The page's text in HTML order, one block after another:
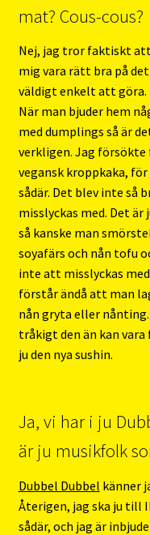
mat? Cous-cous?
Nej, jag tror faktiskt
mig vara rätt bra på
väldigt enkelt att göra.
När man bjuder hem
med dumplings så är
verkligen. Jag
vegansk kroppkaka,
sådär. Det blev inte så
misslyckas med. Det
så kanske man
soyafärs och nån tofu
inte att misslyckas
förstår ändå att man
nån gryta eller
tråkigt den än kan
ju den nya sushin.
Ja, vi har i ju
är ju musikfolk
Dubbel Dubbel känner
Återigen, jag ska ju till
sådär, och jag är